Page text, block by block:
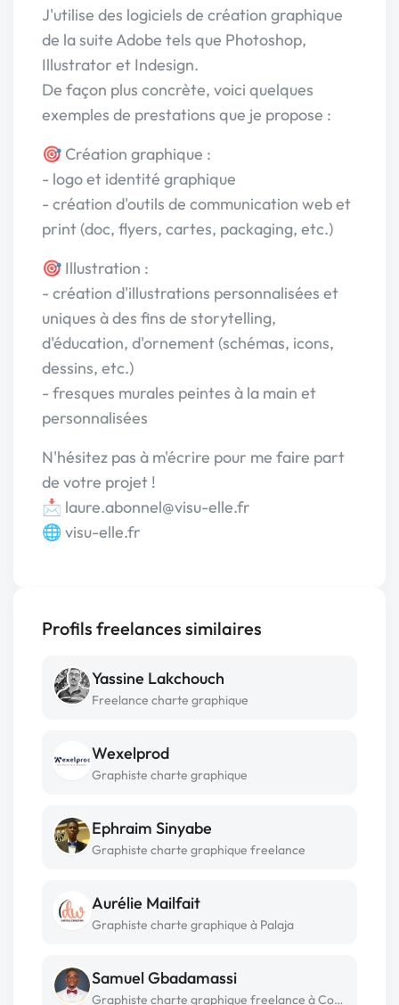
J'utilise des logiciels de création graphique
de la suite Adobe tels que Photoshop,
Illustrator et Indesign.
De façon plus concrète, voici quelques
exemples de prestations que je propose :
🎯 Création graphique :
- logo et identité graphique
- création d'outils de communication web et
print (doc, flyers, cartes, packaging, etc.)
🎯 Illustration :
- création d'illustrations personnalisées et
uniques à des fins de storytelling,
d'éducation, d'ornement (schémas, icons,
dessins, etc.)
- fresques murales peintes à la main et
personnalisées
N'hésitez pas à m'écrire pour me faire part
de votre projet !
📩 laure.abonnel@visu-elle.fr
🌐 visu-elle.fr
Profils freelances similaires
Yassine Lakchouch
Freelance charte graphique
Wexelprod
Graphiste charte graphique
Ephraim Sinyabe
Graphiste charte graphique freelance
Aurélie Mailfait
Graphiste charte graphique à Palaja
Samuel Gbadamassi
Graphiste charte graphique freelance à Cotonou